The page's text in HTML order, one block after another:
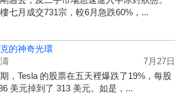
七月成交731宗，較6月急跌60%，...
的神奇光環
7月27日
期，Tesla 的股票在五天裡爆跌了19%，每股
美元掉到了 313 美元。如是，...